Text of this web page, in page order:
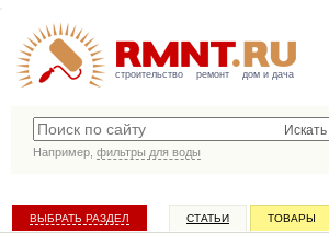
строительство ремонт дом и дача
Искать
Например, фильтры для воды
ВЫБРАТЬ РАЗДЕЛ СТАТЬИ ТОВАРЫ